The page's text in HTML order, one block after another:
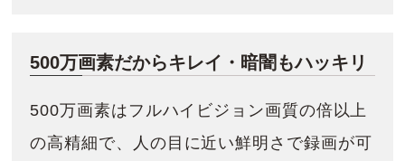
500万画素だからキレイ・暗闇もハッキリ
500万画素はフルハイビジョン画質の倍以上
の高精細で、人の目に近い鮮明さで録画が可